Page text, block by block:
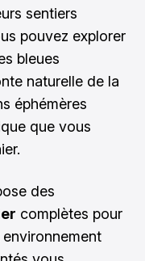
sentiers
pouvez explorer
bleues
naturelle de la
éphémères
que vous
des
complètes pour